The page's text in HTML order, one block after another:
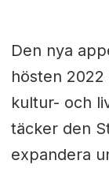
Den nya
hösten
kultur- och
täcker den
expandera